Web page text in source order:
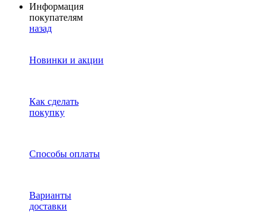
Информация
покупателям
назад
Новинки и акции
Как сделать
покупку
Способы оплаты
Варианты
доставки